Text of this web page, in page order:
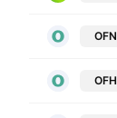
OFN
OFH